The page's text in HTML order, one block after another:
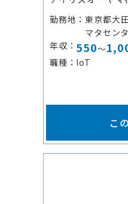
勤務地
東京都大
マタセン
年収
550～
職種
IoT
こ